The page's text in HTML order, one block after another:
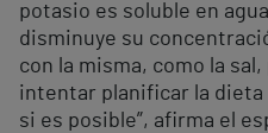
potasio es soluble en
disminuye su
con la misma, como la sal,
intentar planificar la dieta
si es posible”, afirma el